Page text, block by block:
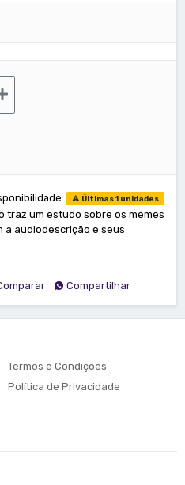
Últimas 1 unidades
traz um estudo sobre os memes
a audiodescrição e seus
Compartilhar
Termos e Condições
Política de Privacidade